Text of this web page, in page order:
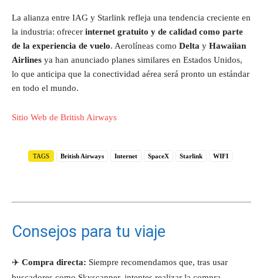
La alianza entre IAG y Starlink refleja una tendencia creciente en
la industria: ofrecer internet gratuito y de calidad como parte
de la experiencia de vuelo. Aerolíneas como Delta y Hawaiian
Airlines ya han anunciado planes similares en Estados Unidos,
lo que anticipa que la conectividad aérea será pronto un estándar
en todo el mundo.
Sitio Web de British Airways
TAGS British Airways Internet SpaceX Starlink WIFI
Consejos para tu viaje
✈️ Compra directa: Siempre recomendamos que, tras usar